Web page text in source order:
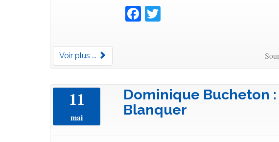
Facebook
Voir plus ...
11
mai
Dominique Bucheton
Blanquer